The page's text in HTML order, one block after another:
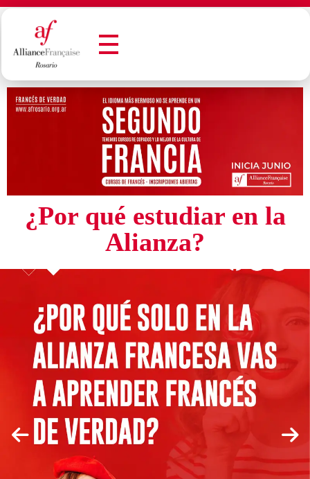
Alianza Francesa de Rosario - Francès en Rosario
Alianza Francesa de Rosario - Francès en Rosario
¿Por qué estudiar en la
Alianza?